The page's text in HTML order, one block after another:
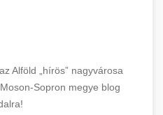
Alföld „hírös” nagyvárosa
Sopron megye blog